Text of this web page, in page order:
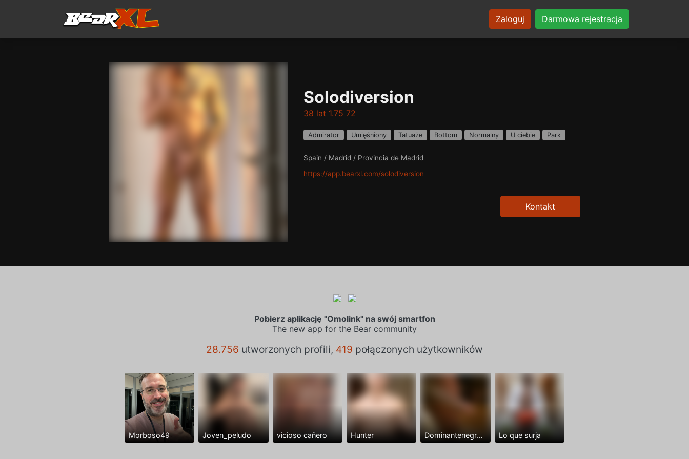
Zaloguj Darmowa rejestracja
Solodiversion
38 lat 1.75 72
Admirator Umięśniony Tatuaże Bottom Normalny U ciebie Park
Spain / Madrid / Provincia de Madrid
https://app.bearxl.com/solodiversion
Kontakt
Pobierz aplikację "Omolink" na swój smartfon
The new app for the Bear community
28.756 utworzonych profili, 419 połączonych użytkowników
Morboso49 Joven_peludo vicioso cañero Hunter Dominantenegro ya Lo que surja